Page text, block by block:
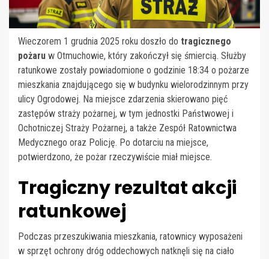
Wieczorem 1 grudnia 2025 roku doszło do tragicznego
pożaru w Otmuchowie, który zakończył się śmiercią. Służby
ratunkowe zostały powiadomione o godzinie 18:34 o pożarze
mieszkania znajdującego się w budynku wielorodzinnym przy
ulicy Ogrodowej. Na miejsce zdarzenia skierowano pięć
zastępów straży pożarnej, w tym jednostki Państwowej i
Ochotniczej Straży Pożarnej, a także Zespół Ratownictwa
Medycznego oraz Policję. Po dotarciu na miejsce,
potwierdzono, że pożar rzeczywiście miał miejsce.
Tragiczny rezultat akcji
ratunkowej
Podczas przeszukiwania mieszkania, ratownicy wyposażeni
w sprzęt ochrony dróg oddechowych natknęli się na ciało